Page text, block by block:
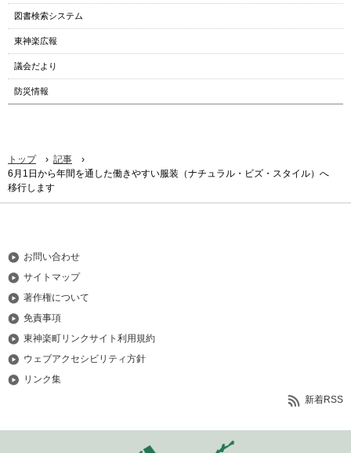
図書検索システム
東神楽広報
議会だより
防災情報
トップ › 記事
›
6月1日から年間を通した働きやすい服装（ナチュラル・ビズ・スタイル）へ
移行します
お問い合わせ
サイトマップ
著作権について
免責事項
東神楽町リンクサイト利用規約
ウェブアクセシビリティ方針
リンク集
新着RSS